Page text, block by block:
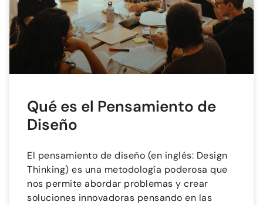
Qué es el Pensamiento de
Diseño
El pensamiento de diseño (en inglés: Design
Thinking) es una metodología poderosa que
nos permite abordar problemas y crear
soluciones innovadoras pensando en las